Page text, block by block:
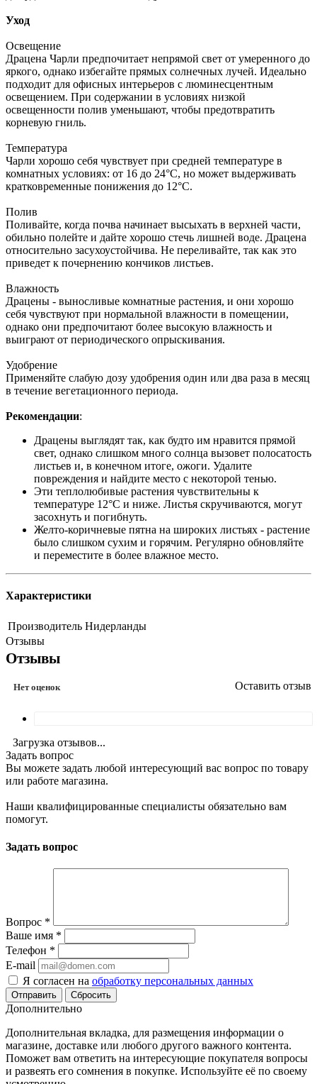
Уход
Освещение
Драцена Чарли предпочитает непрямой свет от умеренного до
яркого, однако избегайте прямых солнечных лучей. Идеально
подходит для офисных интерьеров с люминесцентным
освещением. При содержании в условиях низкой
освещенности полив уменьшают, чтобы предотвратить
корневую гниль.
Температура
Чарли хорошо себя чувствует при средней температуре в
комнатных условиях: от 16 до 24°C, но может выдерживать
кратковременные понижения до 12°C.
Полив
Поливайте, когда почва начинает высыхать в верхней части,
обильно полейте и дайте хорошо стечь лишней воде. Драцена
относительно засухоустойчива. Не переливайте, так как это
приведет к почернению кончиков листьев.
Влажность
Драцены - выносливые комнатные растения, и они хорошо
себя чувствуют при нормальной влажности в помещении,
однако они предпочитают более высокую влажность и
выиграют от периодического опрыскивания.
Удобрение
Применяйте слабую дозу удобрения один или два раза в месяц
в течение вегетационного периода.
Рекомендации:
Драцены выглядят так, как будто им нравится прямой
свет, однако слишком много солнца вызовет полосатость
листьев и, в конечном итоге, ожоги. Удалите
повреждения и найдите место с некоторой тенью.
Эти теплолюбивые растения чувствительны к
температуре 12°C и ниже. Листья скручиваются, могут
засохнуть и погибнуть.
Желто-коричневые пятна на широких листьях - растение
было слишком сухим и горячим. Регулярно обновляйте
и переместите в более влажное место.
Характеристики
Производитель Нидерланды
Отзывы
Отзывы
Нет оценок Оставить отзыв
Загрузка отзывов...
Задать вопрос
Вы можете задать любой интересующий вас вопрос по товару
или работе магазина.
Наши квалифицированные специалисты обязательно вам
помогут.
Задать вопрос
Вопрос *
Ваше имя *
Телефон *
E-mail
Я согласен на обработку персональных данных
Сбросить
Дополнительно
Дополнительная вкладка, для размещения информации о
магазине, доставке или любого другого важного контента.
Поможет вам ответить на интересующие покупателя вопросы
и развеять его сомнения в покупке. Используйте её по своему